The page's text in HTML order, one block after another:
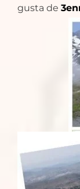
gusta de